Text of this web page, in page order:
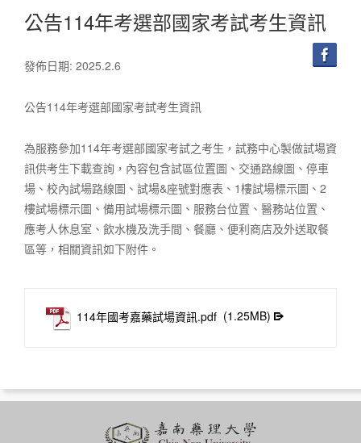
公告114年考選部國家考試考生資訊
發佈日期: 2025.2.6
公告114年考選部國家考試考生資訊
為服務參加114年考選部國家考試之考生，試務中心製做試場資
訊供考生下載查詢，內容包含試區位置圖、交通路線圖、停車
場、校內試場路線圖、試場&座號對應表、1樓試場標示圖、2
樓試場標示圖、備用試場標示圖、服務台位置、醫務站位置、
應考人休息室、飲水機及洗手間、餐廳、便利商店及外送取餐
區等，相關資訊如下附件。
114年國考嘉藥試場資訊.pdf (1.25MB)